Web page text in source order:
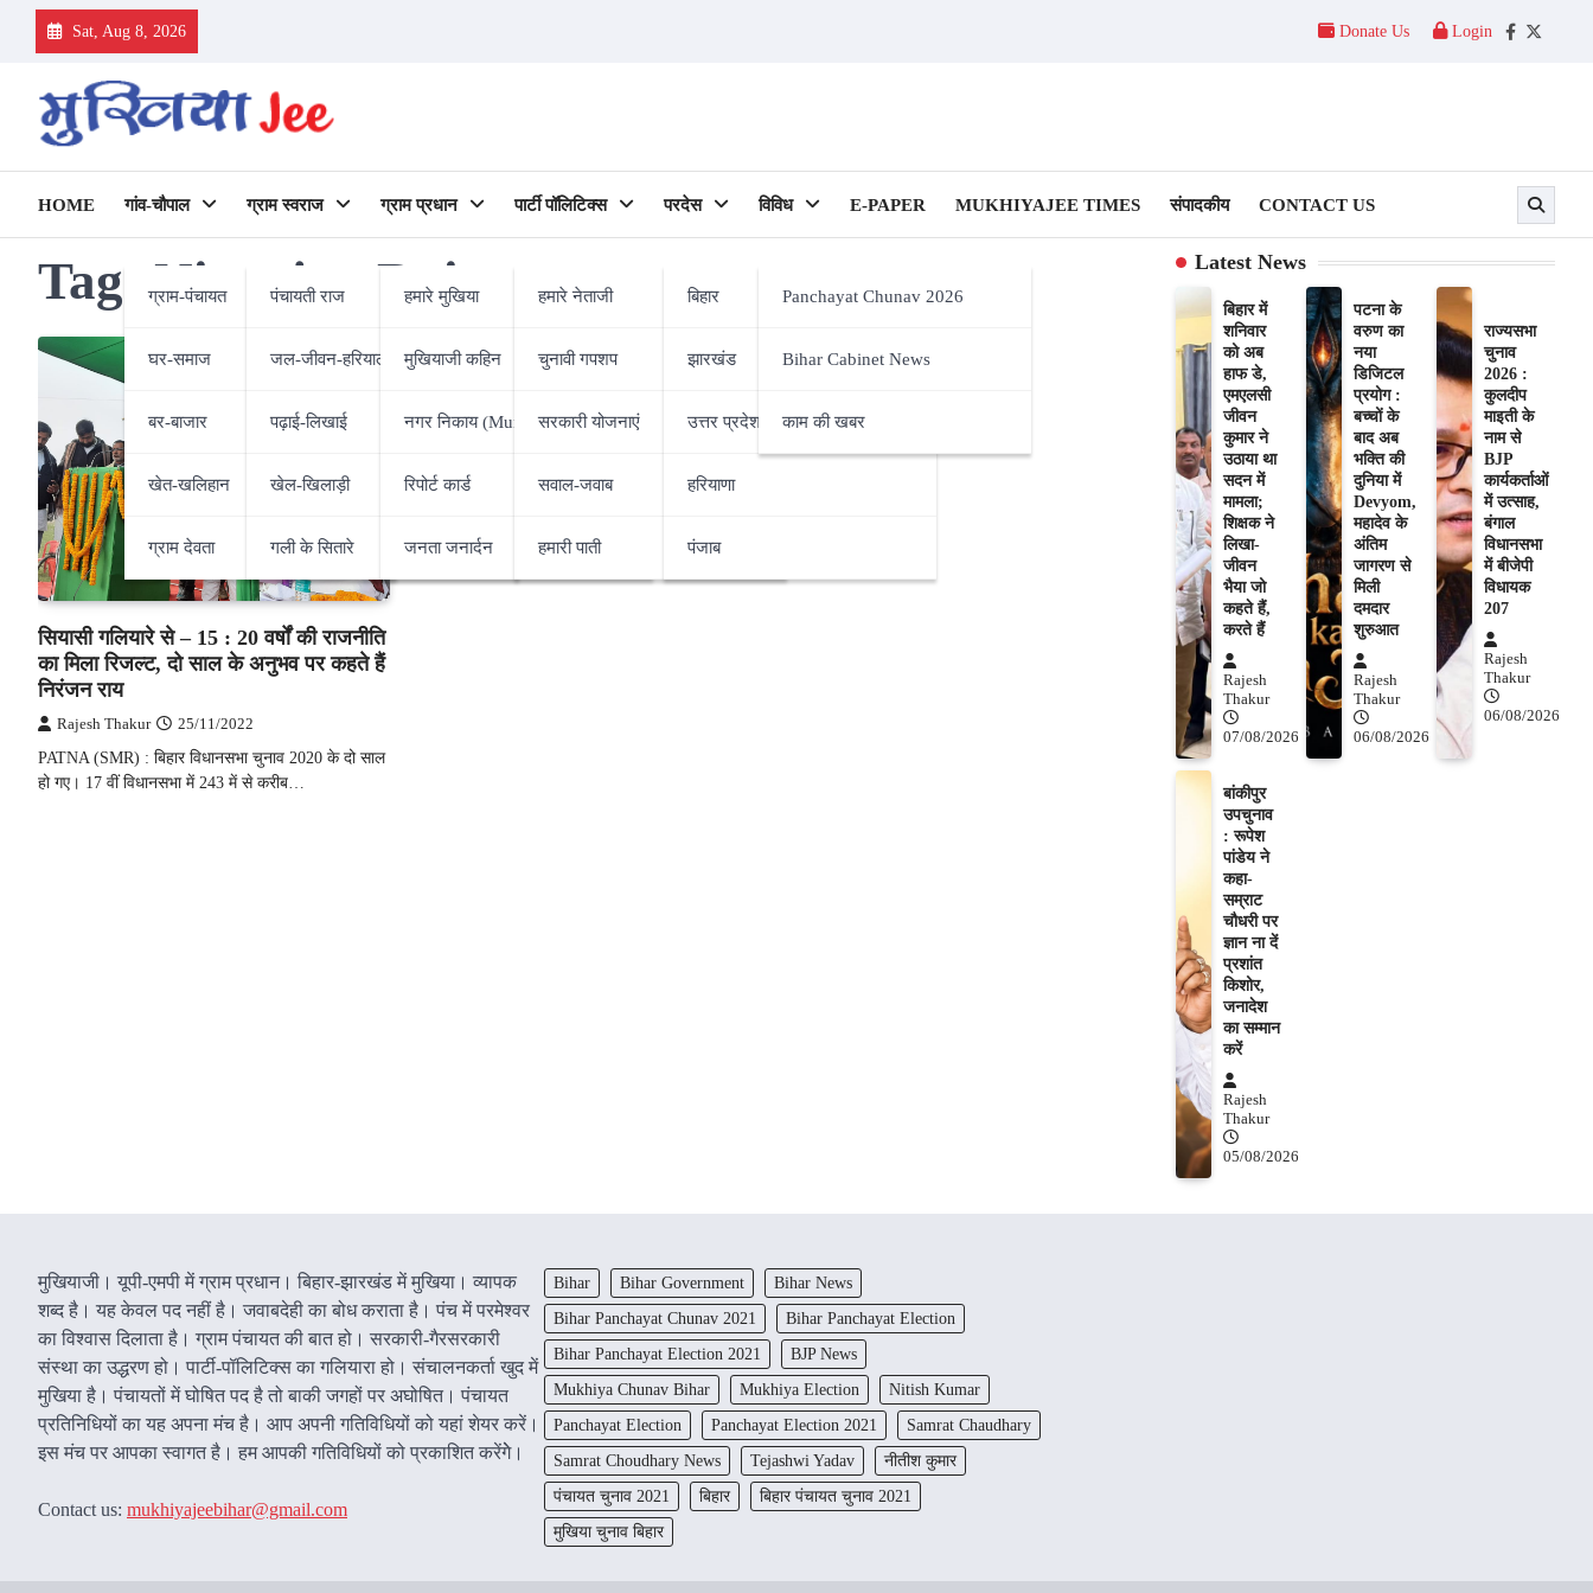
Sat, Aug 8, 2026 Donate Us Login
Facebook
Twitter
HOME गांव-चौपाल
ग्राम-पंचायत
घर-समाज
बर-बाजार
खेत-खलिहान
ग्राम देवता
ग्राम स्वराज
पंचायती राज
जल-जीवन-हरियाली
पढ़ाई-लिखाई
खेल-खिलाड़ी
गली के सितारे
ग्राम प्रधान
हमारे मुखिया
मुखियाजी कहिन
नगर निकाय (Municipality)
रिपोर्ट कार्ड
जनता जनार्दन
पार्टी पॉलिटिक्स
हमारे नेताजी
चुनावी गपशप
सरकारी योजनाएं
सवाल-जवाब
हमारी पाती
परदेस
बिहार
झारखंड
उत्तर प्रदेश
हरियाणा
पंजाब
विविध
Panchayat Chunav 2026
Bihar Cabinet News
काम की खबर
E-PAPER MUKHIYAJEE TIMES संपादकीय CONTACT US
Tag:Niranjan Rai
सियासी गलियारे से – 15 : 20 वर्षों की राजनीति
का मिला रिजल्ट, दो साल के अनुभव पर कहते हैं
निरंजन राय
Rajesh Thakur 25/11/2022
PATNA (SMR) : बिहार विधानसभा चुनाव 2020 के दो साल
हो गए। 17 वीं विधानसभा में 243 में से करीब…
Latest News
बिहार में
शनिवार
को अब
हाफ डे,
एमएलसी
जीवन
कुमार ने
उठाया था
सदन में
मामला;
शिक्षक ने
लिखा-
जीवन
भैया जो
कहते हैं,
करते हैं
Rajesh
Thakur
07/08/2026
पटना के
वरुण का
नया
डिजिटल
प्रयोग :
बच्चों के
बाद अब
भक्ति की
दुनिया में
Devyom,
महादेव के
अंतिम
जागरण से
मिली
दमदार
शुरुआत
Rajesh
Thakur
06/08/2026
राज्यसभा
चुनाव
2026 :
कुलदीप
माइती के
नाम से
BJP
कार्यकर्ताओं
में उत्साह,
बंगाल
विधानसभा
में बीजेपी
विधायक
207
Rajesh
Thakur
06/08/2026
बांकीपुर
उपचुनाव
: रूपेश
पांडेय ने
कहा-
सम्राट
चौधरी पर
ज्ञान ना दें
प्रशांत
किशोर,
जनादेश
का सम्मान
करें
Rajesh
Thakur
05/08/2026
मुखियाजी। यूपी-एमपी में ग्राम प्रधान। बिहार-झारखंड में मुखिया। व्यापक
शब्द है। यह केवल पद नहीं है। जवाबदेही का बोध कराता है। पंच में परमेश्वर
का विश्वास दिलाता है। ग्राम पंचायत की बात हो। सरकारी-गैरसरकारी
संस्था का उद्धरण हो। पार्टी-पॉलिटिक्स का गलियारा हो। संचालनकर्ता खुद में
मुखिया है। पंचायतों में घोषित पद है तो बाकी जगहों पर अघोषित। पंचायत
प्रतिनिधियों का यह अपना मंच है। आप अपनी गतिविधियों को यहां शेयर करें।
इस मंच पर आपका स्वागत है। हम आपकी गतिविधियों को प्रकाशित करेंगेे।
Contact us: mukhiyajeebihar@gmail.com
Bihar Bihar Government
Bihar News
Bihar Panchayat Chunav 2021
Bihar Panchayat Election
Bihar Panchayat Election 2021
BJP News
Mukhiya Chunav Bihar
Mukhiya Election
Nitish Kumar
Panchayat Election
Panchayat Election 2021
Samrat Chaudhary
Samrat Choudhary News
Tejashwi Yadav
नीतीश कुमार
पंचायत चुनाव 2021
बिहार
बिहार पंचायत चुनाव 2021
मुखिया चुनाव बिहार